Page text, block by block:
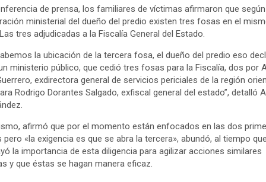
de prensa, los familiares de víctimas afirmaron que
ministerial del dueño del predio existen tres fosas en el
tres adjudicadas a la Fiscalía General del Estado.
la ubicación de la tercera fosa, el dueño del predio eso
ministerio público, que cedió tres fosas para la Fiscalía, dos por
exdirectora general de servicios periciales de la región
Rodrigo Dorantes Salgado, exfiscal general del estado”, detalló
afirmó que por el momento están enfocados en las dos
«la exigencia es que se abra la tercera», abundó, al tiempo
la importancia de esta diligencia para agilizar acciones similares
y que éstas se hagan manera eficaz.